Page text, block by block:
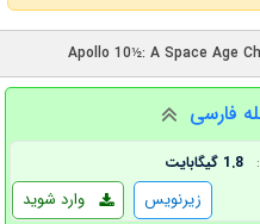
فارسی
1.8 گیگابایت
وارد شوید زیرنویس